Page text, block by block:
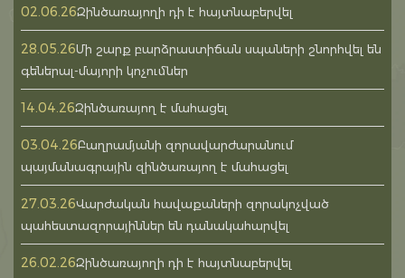
02.06.26Զինծառայողի դի է հայտնաբերվել
28.05.26Մի շարք բարձրաստիճան սպաների շնորհվել են
գեներալ-մայորի կոչումներ
14.04.26Զինծառայող է մահացել
03.04.26Բաղրամյանի զորավարժարանում
պայմանագրային զինծառայող է մահացել
27.03.26Վարժական հավաքաների զորակոչված
պահեստազորայիններ են դանակահարվել
26.02.26Զինծառայողի դի է հայտնաբերվել